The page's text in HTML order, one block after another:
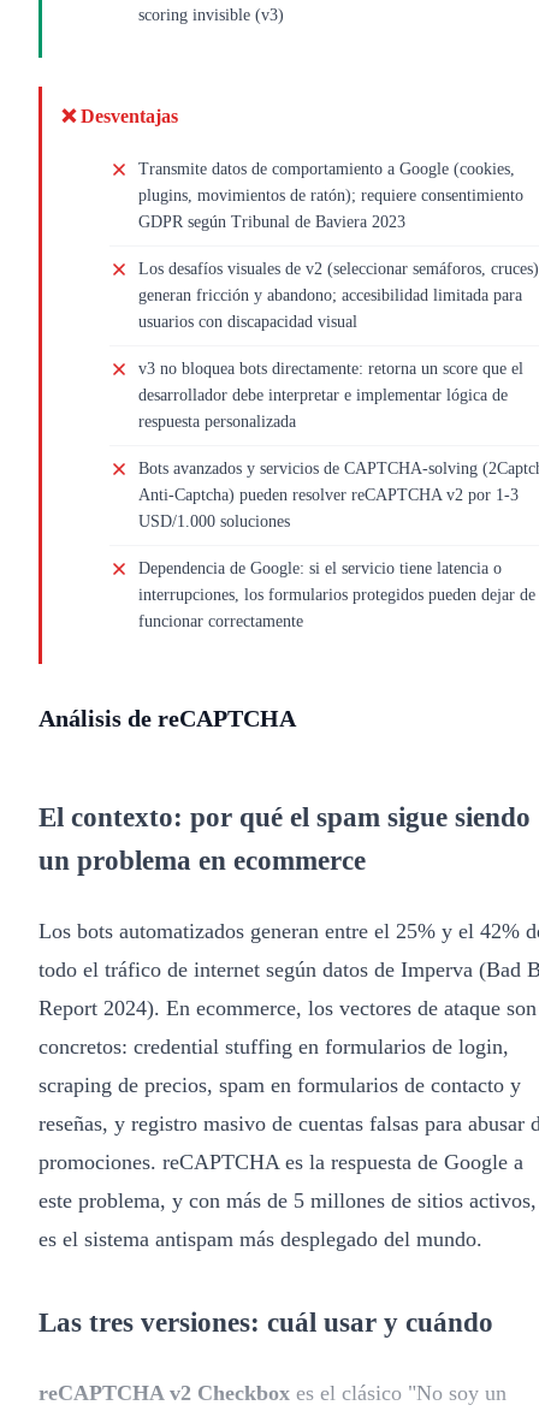
scoring invisible (v3)
❌ Desventajas
Transmite datos de comportamiento a Google (cookies,
plugins, movimientos de ratón); requiere consentimiento
GDPR según Tribunal de Baviera 2023
Los desafíos visuales de v2 (seleccionar semáforos, cruces)
generan fricción y abandono; accesibilidad limitada para
usuarios con discapacidad visual
v3 no bloquea bots directamente: retorna un score que el
desarrollador debe interpretar e implementar lógica de
respuesta personalizada
Bots avanzados y servicios de CAPTCHA-solving
Anti-Captcha) pueden resolver reCAPTCHA v2 por 1-3
USD/1.000 soluciones
Dependencia de Google: si el servicio tiene latencia o
interrupciones, los formularios protegidos pueden dejar de
funcionar correctamente
Análisis de reCAPTCHA
El contexto: por qué el spam sigue siendo
un problema en ecommerce
Los bots automatizados generan entre el 25% y el 42%
todo el tráfico de internet según datos de Imperva (Bad
Report 2024). En ecommerce, los vectores de ataque son
concretos: credential stuffing en formularios de login,
scraping de precios, spam en formularios de contacto y
reseñas, y registro masivo de cuentas falsas para abusar
promociones. reCAPTCHA es la respuesta de Google a
este problema, y con más de 5 millones de sitios activos,
es el sistema antispam más desplegado del mundo.
Las tres versiones: cuál usar y cuándo
reCAPTCHA v2 Checkbox es el clásico "No soy un